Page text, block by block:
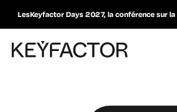
LesKeyfactor Days 2027, la conférence sur